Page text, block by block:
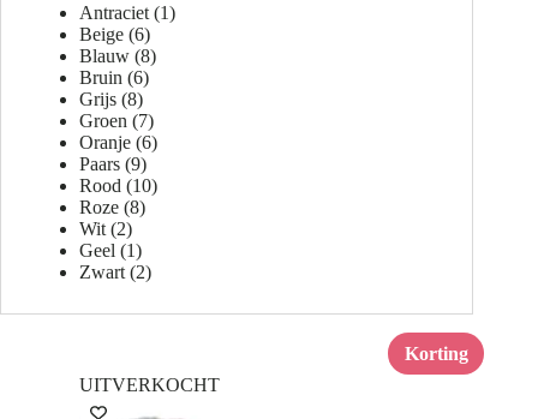
UITVERKOCHT
Korting
Antraciet (1)
Beige (6)
Blauw (8)
Bruin (6)
Grijs (8)
Groen (7)
Oranje (6)
Paars (9)
Rood (10)
Roze (8)
Wit (2)
Geel (1)
Zwart (2)